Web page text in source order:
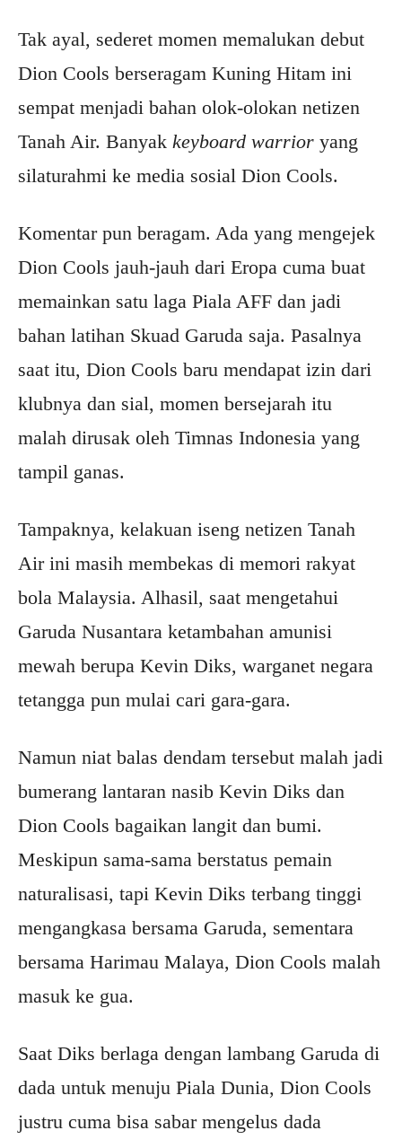
Tak ayal, sederet momen memalukan debut
Dion Cools berseragam Kuning Hitam ini
sempat menjadi bahan olok-olokan netizen
Tanah Air. Banyak keyboard warrior yang
silaturahmi ke media sosial Dion Cools.
Komentar pun beragam. Ada yang mengejek
Dion Cools jauh-jauh dari Eropa cuma buat
memainkan satu laga Piala AFF dan jadi
bahan latihan Skuad Garuda saja. Pasalnya
saat itu, Dion Cools baru mendapat izin dari
klubnya dan sial, momen bersejarah itu
malah dirusak oleh Timnas Indonesia yang
tampil ganas.
Tampaknya, kelakuan iseng netizen Tanah
Air ini masih membekas di memori rakyat
bola Malaysia. Alhasil, saat mengetahui
Garuda Nusantara ketambahan amunisi
mewah berupa Kevin Diks, warganet negara
tetangga pun mulai cari gara-gara.
Namun niat balas dendam tersebut malah jadi
bumerang lantaran nasib Kevin Diks dan
Dion Cools bagaikan langit dan bumi.
Meskipun sama-sama berstatus pemain
naturalisasi, tapi Kevin Diks terbang tinggi
mengangkasa bersama Garuda, sementara
bersama Harimau Malaya, Dion Cools malah
masuk ke gua.
Saat Diks berlaga dengan lambang Garuda di
dada untuk menuju Piala Dunia, Dion Cools
justru cuma bisa sabar mengelus dada